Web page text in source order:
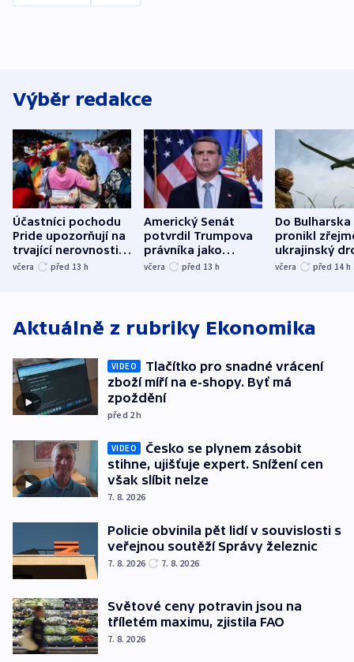
Výběr redakce
Účastníci pochodu
Pride upozorňují na
trvající nerovnosti i
společenskou
včera před 13 h
Americký Senát
potvrdil Trumpova
právníka jako
ministra
včera před 13 h
Do Bulharska
pronikl
ukrajinský
explodoval
včera před 14 h
Aktuálně z rubriky Ekonomika
VIDEO
Tlačítko pro snadné vrácení
zboží míří na e-shopy. Byť má
zpoždění
před 2h
VIDEO
Česko se plynem zásobit
stihne, ujišťuje expert. Snížení cen
však slíbit nelze
7. 8. 2026
Policie obvinila pět lidí v souvislosti s
veřejnou soutěží Správy železnic
7. 8. 2026 7. 8. 2026
Světové ceny potravin jsou na
tříletém maximu, zjistila FAO
7. 8. 2026